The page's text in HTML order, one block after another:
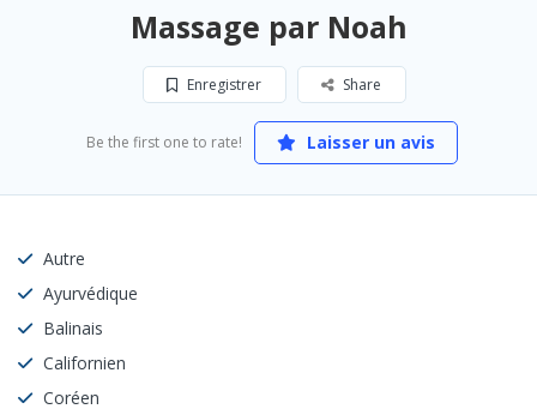
Massage par Noah
Enregistrer Share
Be the first one to rate! Laisser un avis
Autre
Ayurvédique
Balinais
Californien
Coréen